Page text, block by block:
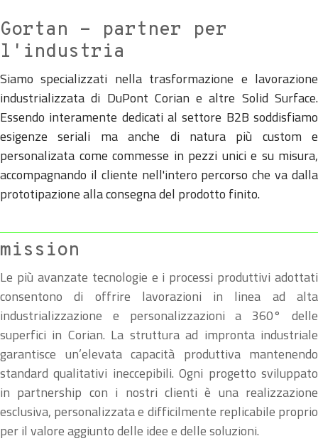
Gortan - partner per
l'industria
Siamo specializzati nella trasformazione e lavorazione
industrializzata di DuPont Corian e altre Solid Surface.
Essendo interamente dedicati al settore B2B soddisfiamo
esigenze seriali ma anche di natura più custom e
personalizata come commesse in pezzi unici e su misura,
accompagnando il cliente nell'intero percorso che va dalla
prototipazione alla consegna del prodotto finito.
mission
Le più avanzate tecnologie e i processi produttivi adottati
consentono di offrire lavorazioni in linea ad alta
industrializzazione e personalizzazioni a 360° delle
superfici in Corian. La struttura ad impronta industriale
garantisce un’elevata capacità produttiva mantenendo
standard qualitativi ineccepibili. Ogni progetto sviluppato
in partnership con i nostri clienti è una realizzazione
esclusiva, personalizzata e difficilmente replicabile proprio
per il valore aggiunto delle idee e delle soluzioni.